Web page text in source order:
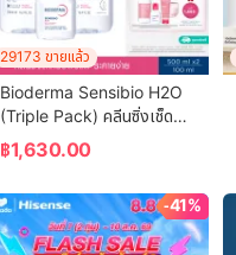
29173 ขายแล้ว
Bioderma Sensibio H2O
(Triple Pack) คลีนซิ่งเช็ด
ทำความสะอาดผิวหน้า สำหรับ
ผิวแพ้ ระคายง่าย
฿1,630.00
-41%